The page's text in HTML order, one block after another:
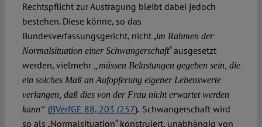
Rechtspflicht zur Austragung bleibt dabei jedoch
bestehen. Diese könne, so das
Bundesverfassungsgericht, nicht „im Rahmen der
Normalsituation einer Schwangerschaft“ ausgesetzt
werden, vielmehr
„müssen Belastungen gegeben sein, die
ein solches Maß an Aufopferung eigener Lebenswerte
verlangen, daß dies von der Frau nicht erwartet werden
kann“ (BVerfGE 88, 203 (257). Schwangerschaft wird
so als „Normalsituation“ konstruiert, unabhängig von